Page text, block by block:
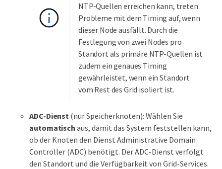
NTP-Quellen erreichen kann, treten
Probleme mit dem Timing auf, wenn
dieser Node ausfällt. Durch die
Festlegung von zwei Nodes pro
Standort als primäre NTP-Quellen ist
zudem ein genaues Timing
gewährleistet, wenn ein Standort
vom Rest des Grid isoliert ist.
ADC-Dienst (nur Speicherknoten): Wählen Sie
automatisch aus, damit das System feststellen kann,
ob der Knoten den Dienst Administrative Domain
Controller (ADC) benötigt. Der ADC-Dienst verfolgt
den Standort und die Verfügbarkeit von Grid-Services.